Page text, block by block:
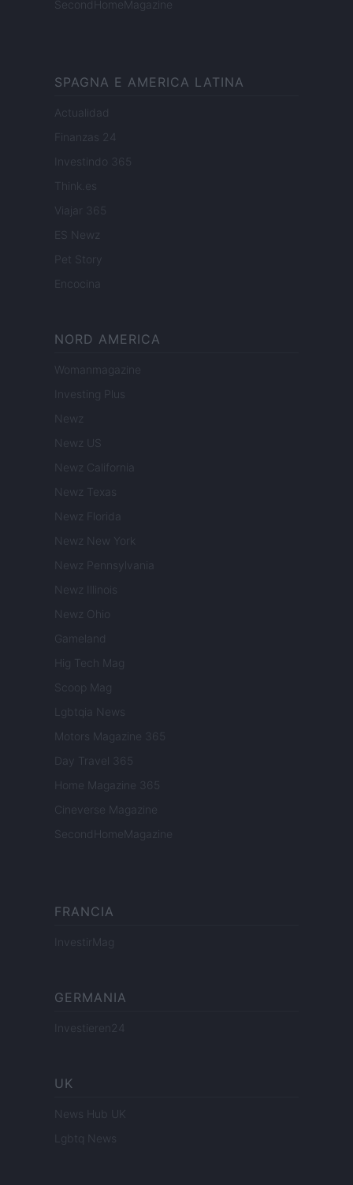
SecondHomeMagazine
SPAGNA E AMERICA LATINA
Actualidad
Finanzas 24
Investindo 365
Think.es
Viajar 365
ES Newz
Pet Story
Encocina
NORD AMERICA
Womanmagazine
Investing Plus
Newz
Newz US
Newz California
Newz Texas
Newz Florida
Newz New York
Newz Pennsylvania
Newz Illinois
Newz Ohio
Gameland
Hig Tech Mag
Scoop Mag
Lgbtqia News
Motors Magazine 365
Day Travel 365
Home Magazine 365
Cineverse Magazine
SecondHomeMagazine
FRANCIA
InvestirMag
GERMANIA
Investieren24
UK
News Hub UK
Lgbtq News